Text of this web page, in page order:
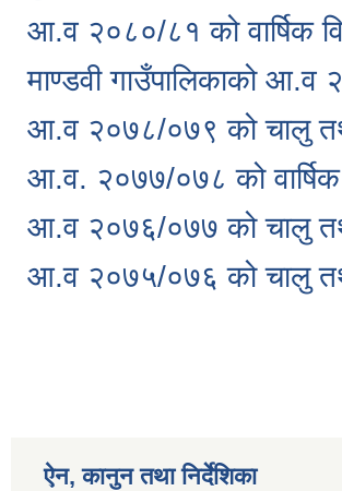
आ.व २०८०/८१ को वार्षिक
माण्डवी गाउँपालिकाको आ.व
आ.व २०७८/०७९ को चालु
आ.व. २०७७/०७८ को वार्षिक
आ.व २०७६/०७७ को चालु
आ.व २०७५/०७६ को चालु
ऐन, कानुन तथा निर्देशिका